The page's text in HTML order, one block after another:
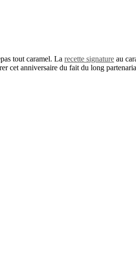
tout caramel. La recette signature au
cet anniversaire du fait du long